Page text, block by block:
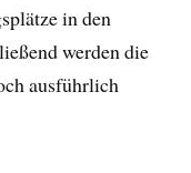
in den
werden die
ausführlich